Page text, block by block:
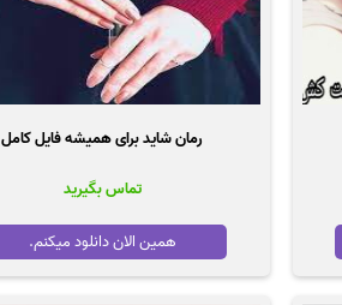
رمان شاید برای همیشه فایل کامل
تماس بگیرید
همین الان دانلود میکنم.